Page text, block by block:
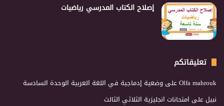
إصلاح الكتاب المدرسي رياضيات
تعليقاتكم
Olfa mahroukعلى وضعية إدماجية في اللغة العربية الوحدة السادسة
نبيلعلى امتحانات انجليزية الثلاثي الثالث